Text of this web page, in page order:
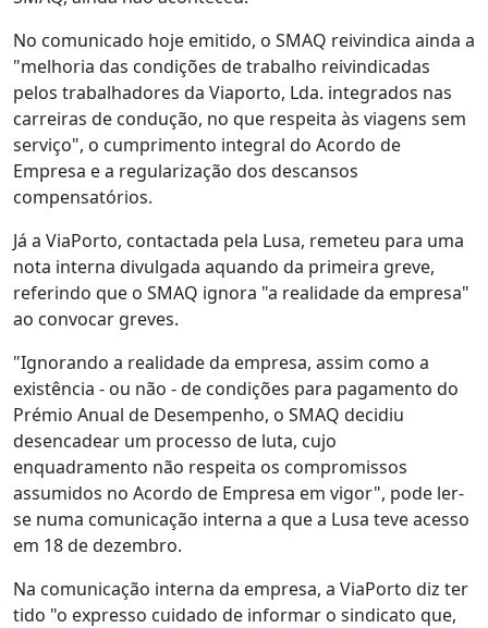
No comunicado hoje emitido, o SMAQ reivindica ainda a
"melhoria das condições de trabalho reivindicadas
pelos trabalhadores da Viaporto, Lda. integrados nas
carreiras de condução, no que respeita às viagens sem
serviço", o cumprimento integral do Acordo de
Empresa e a regularização dos descansos
compensatórios.
Já a ViaPorto, contactada pela Lusa, remeteu para uma
nota interna divulgada aquando da primeira greve,
referindo que o SMAQ ignora "a realidade da empresa"
ao convocar greves.
"Ignorando a realidade da empresa, assim como a
existência - ou não - de condições para pagamento do
Prémio Anual de Desempenho, o SMAQ decidiu
desencadear um processo de luta, cujo
enquadramento não respeita os compromissos
assumidos no Acordo de Empresa em vigor", pode ler-
se numa comunicação interna a que a Lusa teve acesso
em 18 de dezembro.
Na comunicação interna da empresa, a ViaPorto diz ter
tido "o expresso cuidado de informar o sindicato que,